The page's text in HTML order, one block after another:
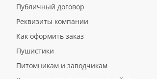
Публичный договор
Реквизиты компании
Как оформить заказ
Пушистики
Питомникам и заводчикам